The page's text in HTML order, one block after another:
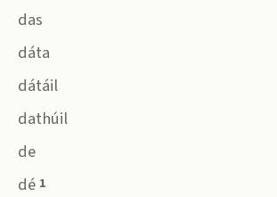
das
dáta
dátáil
dathúil
de
dé 1